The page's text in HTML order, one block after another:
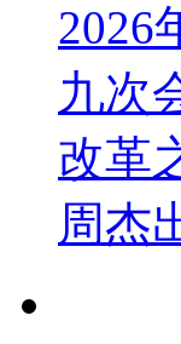
2026
九次
改革
周杰